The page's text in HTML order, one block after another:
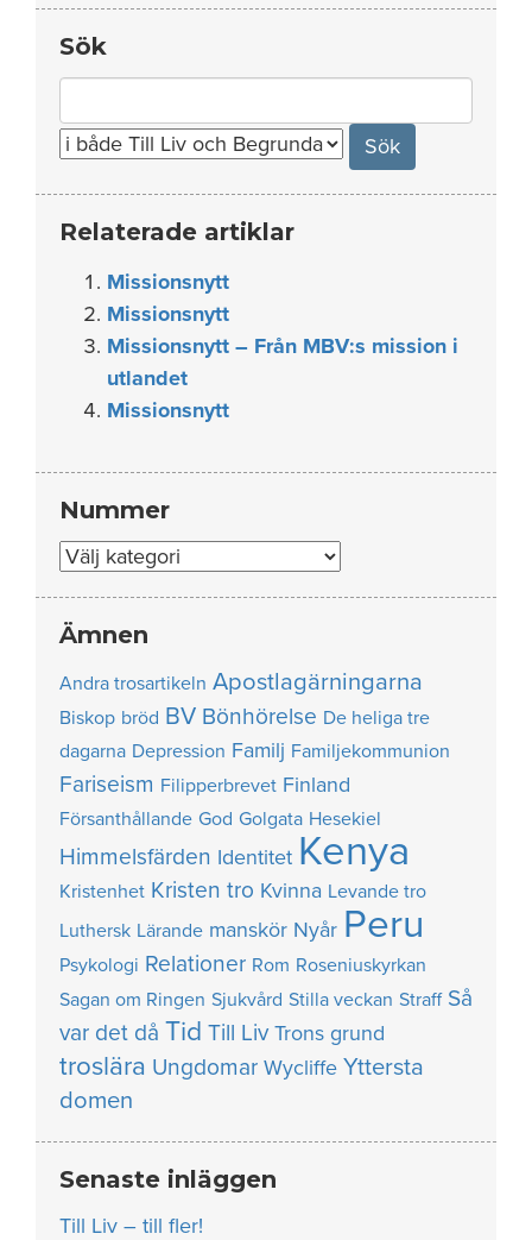
Sök
for:
Relaterade artiklar
Missionsnytt
Missionsnytt
Missionsnytt – Från MBV:s mission i
utlandet
Missionsnytt
Nummer
Nummer
Ämnen
Andra trosartikeln Apostlagärningarna
Biskop bröd BV Bönhörelse De heliga tre
dagarna Depression Familj Familjekommunion
Fariseism Filipperbrevet Finland
Försanthållande God Golgata Hesekiel
Himmelsfärden Identitet Kenya
Kristenhet Kristen tro Kvinna Levande tro
Luthersk Lärande manskör Nyår Peru
Psykologi Relationer Rom Roseniuskyrkan
Sagan om Ringen Sjukvård Stilla veckan Straff Så
var det då Tid Till Liv Trons grund
troslära Ungdomar Wycliffe Yttersta
domen
Senaste inläggen
Till Liv – till fler!